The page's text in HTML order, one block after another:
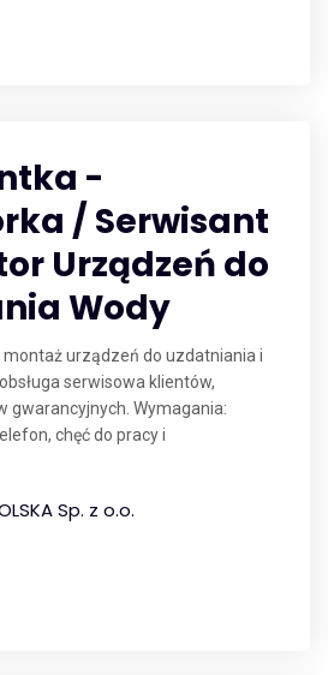
-
/ Serwisant
Urządzeń do
Wody
urządzeń do uzdatniania i
serwisowa klientów,
gwarancyjnych. Wymagania:
chęć do pracy i
Sp. z o.o.